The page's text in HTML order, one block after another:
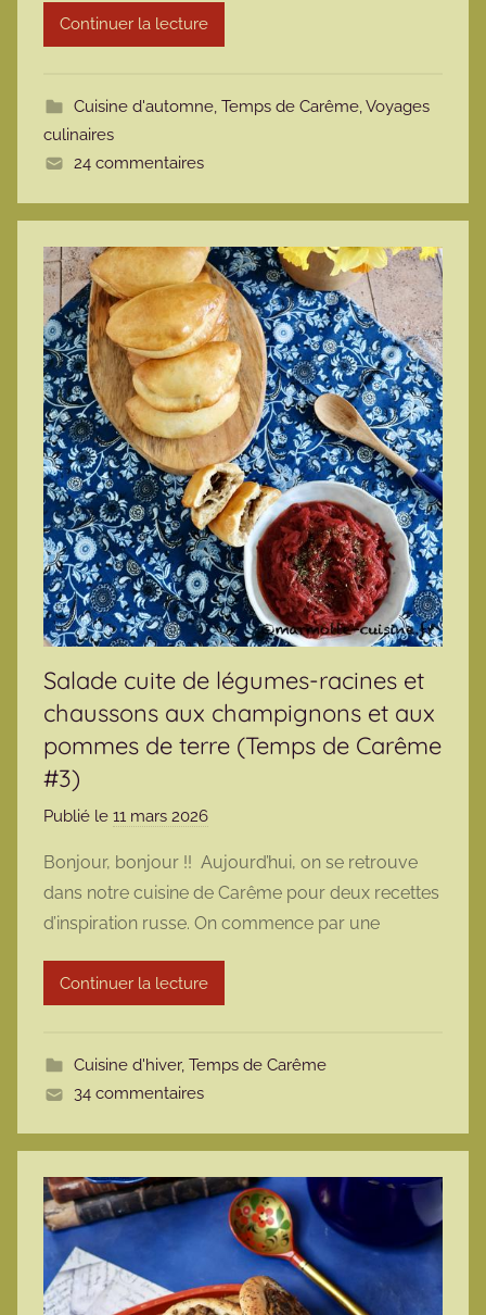
t
Continuer la lecture
Cuisine d'automne, Temps de Carême,Voyages
culinaires
24 commentaires
Salade cuite de légumes-racines et
chaussons aux champignons et aux
pommes de terre (Temps de Carême
#3)
Publié le 11 mars 2026
r
m
a
r
t
Bonjour, bonjour !! Aujourd’hui, on se retrouve
dans notre cuisine de Carême pour deux recettes
d’inspiration russe. On commence par une
Continuer la lecture
Cuisine d'hiver, Temps de Carême
34 commentaires